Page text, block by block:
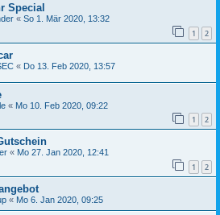
Special
« So 1. Mär 2020, 13:32
1 2
« Do 13. Feb 2020, 13:57
« Mo 10. Feb 2020, 09:22
1 2
« Mo 27. Jan 2020, 12:41
1 2
« Mo 6. Jan 2020, 09:25